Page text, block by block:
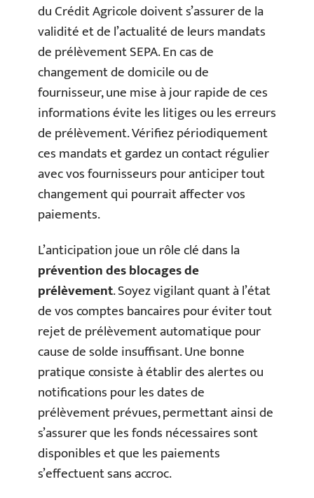
du Crédit Agricole doivent s’assurer de la
validité et de l’actualité de leurs mandats
de prélèvement SEPA. En cas de
changement de domicile ou de
fournisseur, une mise à jour rapide de ces
informations évite les litiges ou les erreurs
de prélèvement. Vérifiez périodiquement
ces mandats et gardez un contact régulier
avec vos fournisseurs pour anticiper tout
changement qui pourrait affecter vos
paiements.
L’anticipation joue un rôle clé dans la
prévention des blocages de
prélèvement. Soyez vigilant quant à l’état
de vos comptes bancaires pour éviter tout
rejet de prélèvement automatique pour
cause de solde insuffisant. Une bonne
pratique consiste à établir des alertes ou
notifications pour les dates de
prélèvement prévues, permettant ainsi de
s’assurer que les fonds nécessaires sont
disponibles et que les paiements
s’effectuent sans accroc.